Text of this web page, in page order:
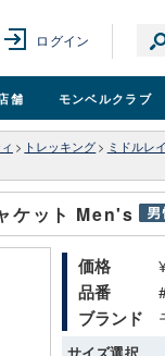
ログイン
舗 モンベルクラブ
> トレッキング > ミドルレ
ケット Men's
価格
品番
ブランド